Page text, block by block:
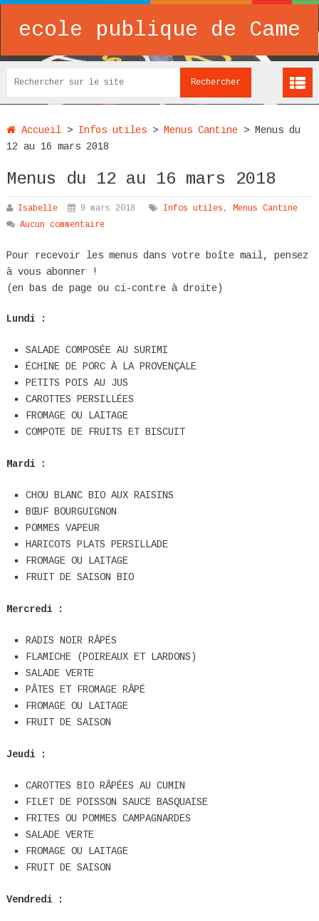
ecole publique de Came
Accueil> Infos utiles> Menus Cantine>
Menus du
12 au 16 mars 2018
Menus du 12 au 16 mars 2018
Isabelle 9 mars 2018 Infos utiles , Menus Cantine
Aucun commentaire
Pour recevoir les menus dans votre boîte mail, pensez
à vous abonner !
(en bas de page ou ci-contre à droite)
Lundi :
SALADE COMPOSÉE AU SURIMI
ÉCHINE DE PORC À LA PROVENÇALE
PETITS POIS AU JUS
CAROTTES PERSILLÉES
FROMAGE OU LAITAGE
COMPOTE DE FRUITS ET BISCUIT
Mardi :
CHOU BLANC BIO AUX RAISINS
BŒUF BOURGUIGNON
POMMES VAPEUR
HARICOTS PLATS PERSILLADE
FROMAGE OU LAITAGE
FRUIT DE SAISON BIO
Mercredi :
RADIS NOIR RÂPÉS
FLAMICHE (POIREAUX ET LARDONS)
SALADE VERTE
PÂTES ET FROMAGE RÂPÉ
FROMAGE OU LAITAGE
FRUIT DE SAISON
Jeudi :
CAROTTES BIO RÂPÉES AU CUMIN
FILET DE POISSON SAUCE BASQUAISE
FRITES OU POMMES CAMPAGNARDES
SALADE VERTE
FROMAGE OU LAITAGE
FRUIT DE SAISON
Vendredi :